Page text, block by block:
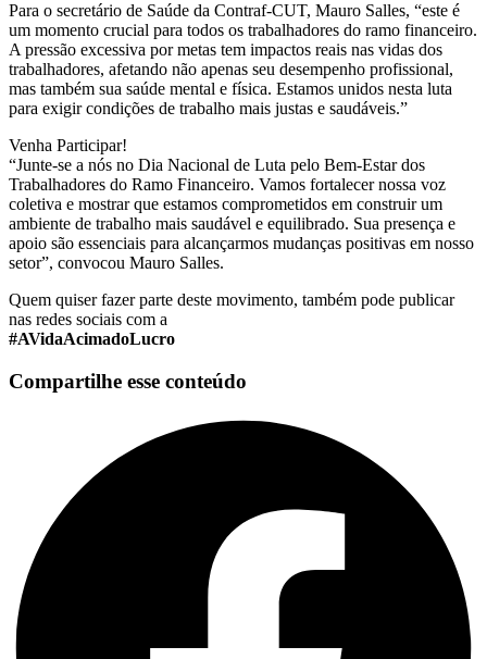
Para o secretário de Saúde da Contraf-CUT, Mauro Salles, “este é
um momento crucial para todos os trabalhadores do ramo financeiro.
A pressão excessiva por metas tem impactos reais nas vidas dos
trabalhadores, afetando não apenas seu desempenho profissional,
mas também sua saúde mental e física. Estamos unidos nesta luta
para exigir condições de trabalho mais justas e saudáveis.”
Venha Participar!
“Junte-se a nós no Dia Nacional de Luta pelo Bem-Estar dos
Trabalhadores do Ramo Financeiro. Vamos fortalecer nossa voz
coletiva e mostrar que estamos comprometidos em construir um
ambiente de trabalho mais saudável e equilibrado. Sua presença e
apoio são essenciais para alcançarmos mudanças positivas em nosso
setor”, convocou Mauro Salles.
Quem quiser fazer parte deste movimento, também pode publicar
nas redes sociais com a
#AVidaAcimadoLucro
Compartilhe esse conteúdo